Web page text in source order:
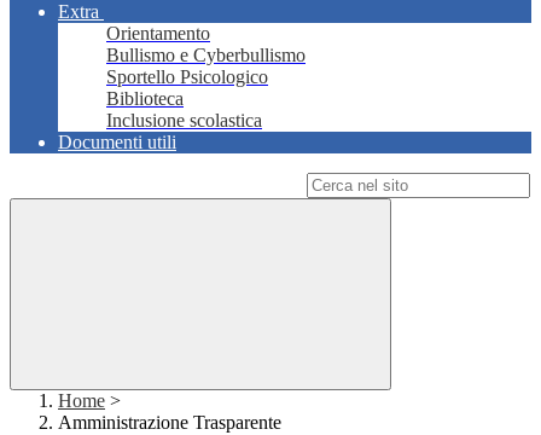
Extra
Orientamento
Bullismo e Cyberbullismo
Sportello Psicologico
Biblioteca
Inclusione scolastica
Documenti utili
Home >
Amministrazione Trasparente